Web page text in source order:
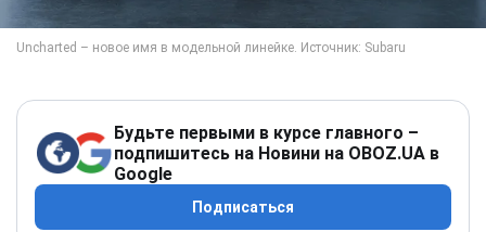
Будьте первыми в курсе главного –
подпишитесь на Новини на OBOZ.UA в
Google
Подписаться